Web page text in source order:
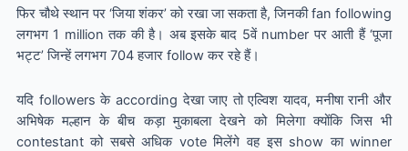
फिर चौथे स्थान पर ‘जिया शंकर’ को रखा जा सकता है, जिनकी fan following
लगभग 1 million तक की है। अब इसके बाद 5वें number पर आती हैं ‘पूजा
भट्ट’ जिन्हें लगभग 704 हजार follow कर रहे हैं।
यदि followers के according देखा जाए तो एल्विश यादव, मनीषा रानी और
अभिषेक मल्हान के बीच कड़ा मुकाबला देखने को मिलेगा क्योंकि जिस भी
contestant को सबसे अधिक vote मिलेंगे वह इस show का winner